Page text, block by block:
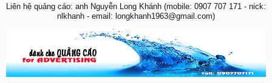
Liên hệ quảng cáo: anh Nguyễn Long Khánh (mobile: 0907 707 171 - nick:
nlkhanh - email: longkhanh1963@gmail.com)